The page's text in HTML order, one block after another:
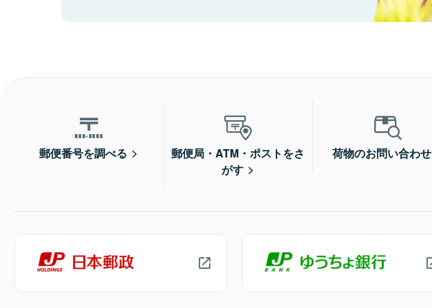
郵便番号を調べる
郵便局・ATM・ポストをさ
がす
荷物のお問い合わせ